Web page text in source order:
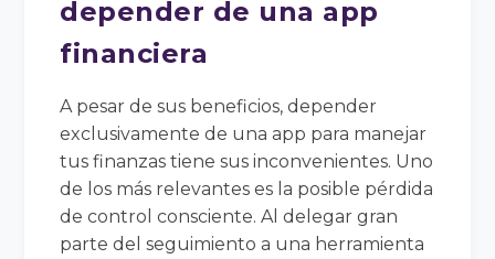
depender de una app
financiera
A pesar de sus beneficios, depender
exclusivamente de una app para manejar
tus finanzas tiene sus inconvenientes. Uno
de los más relevantes es la posible pérdida
de control consciente. Al delegar gran
parte del seguimiento a una herramienta